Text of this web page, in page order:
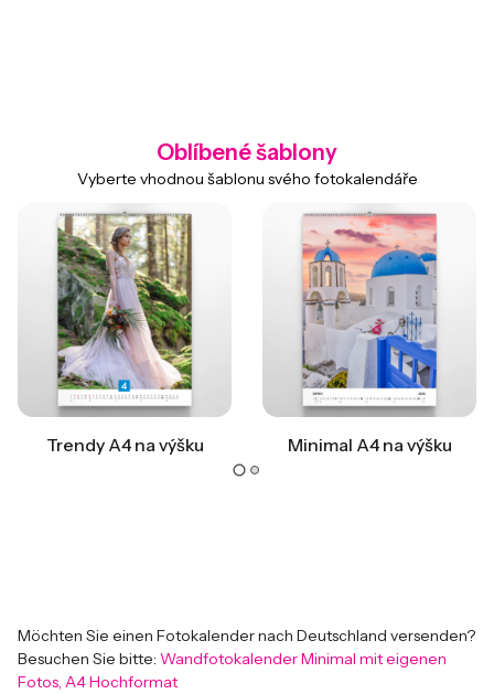
Oblíbené šablony
Vyberte vhodnou šablonu svého fotokalendáře
Trendy A4 na výšku Minimal A4 na výšku
Möchten Sie einen Fotokalender nach Deutschland versenden?
Besuchen Sie bitte: Wandfotokalender Minimal mit eigenen
Fotos, A4 Hochformat